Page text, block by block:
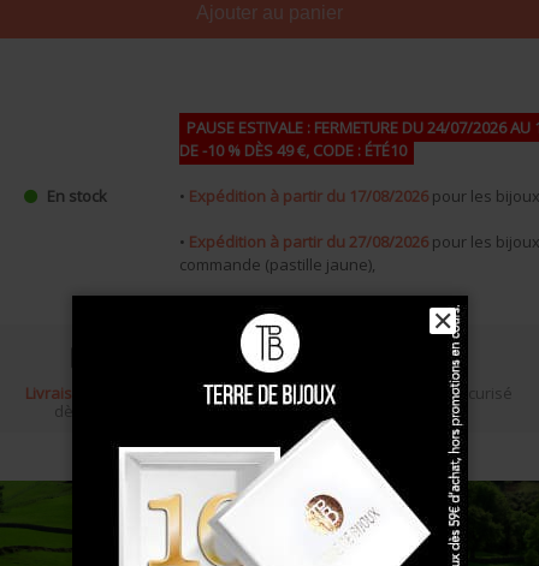
Ajouter au panier
En stock
PAUSE ESTIVALE : FERMETURE DU 24/07/2026
DE -10 % DÈS 49 €, CODE : ÉTÉ10
• Expédition à partir du 17/08/2026 pour les
• Expédition à partir du 27/08/2026 pour les
commande (pastille jaune),
Livraison gratuite
dès 100 €
Écrin cadeau Paiement sécurisé
✕